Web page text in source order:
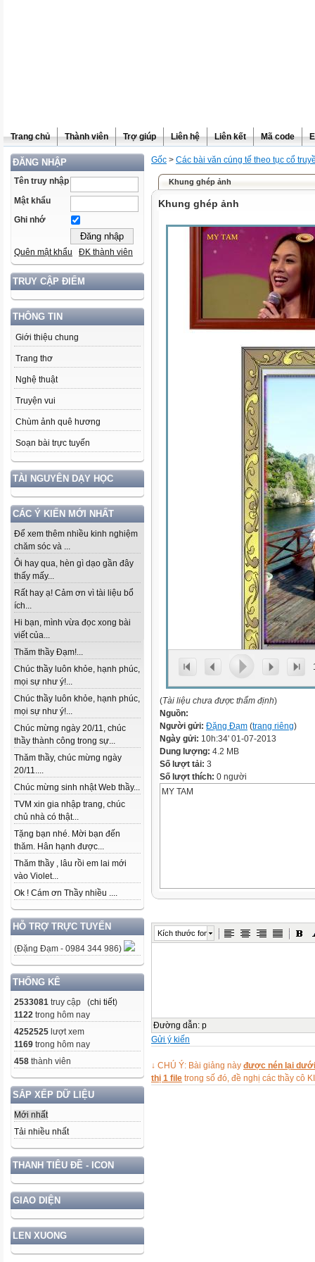
Trang chủ Thành viên Trợ giúp Liên hệ Liên kết Mã code
ĐĂNG NHẬP
Tên truy nhập
Mật khẩu
Ghi nhớ
Quên mật khẩu ĐK thành viên
TRUY CẬP ĐIỂM
THÔNG TIN
Giới thiệu chung
Trang thơ
Nghệ thuật
Truyện vui
Chùm ảnh quê hương
Soạn bài trực tuyến
TÀI NGUYÊN DẠY HỌC
CÁC Ý KIẾN MỚI NHẤT
Để xem thêm nhiều kinh nghiệm
chăm sóc và ...
Ôi hay qua, hèn gì dạo gần đây
thấy mấy...
Rất hay ạ! Cảm ơn vì tài liệu bổ
ích...
Hi bạn, mình vừa đọc xong bài
viết của...
Thăm thầy Đạm!...
Chúc thầy luôn khỏe, hạnh phúc,
mọi sự như ý!...
Chúc thầy luôn khỏe, hạnh phúc,
mọi sự như ý!...
Chúc mừng ngày 20/11, chúc
thầy thành công trong sự...
Thăm thầy, chúc mừng ngày
20/11....
Chúc mừng sinh nhật Web thầy...
TVM xin gia nhập trang, chúc
chủ nhà có thật...
Tặng bạn nhé. Mời bạn đến
thăm. Hân hạnh được...
Thăm thầy , lâu rồi em lai mới
vào Violet...
Ok ! Cám ơn Thầy nhiều ....
HỖ TRỢ TRỰC TUYẾN
(Đặng Đạm - 0984 344 986)
THỐNG KÊ
2533081 truy cập (chi tiết)
1122 trong hôm nay
4252525 lượt xem
1169 trong hôm nay
458 thành viên
SẮP XẾP DỮ LIỆU
Mới nhất
Tải nhiều nhất
THANH TIÊU ĐỀ - ICON
GIAO DIỆN
LEN XUONG
Gốc > Các bài văn cúng tế theo tục cổ
Khung ghép ảnh
Khung ghép ảnh
(Tài liệu chưa được thẩm định)
Nguồn:
Người gửi: Đặng Đạm (trang riêng)
Ngày gửi: 10h:34' 01-07-2013
Dung lượng: 4.2 MB
Số lượt tải: 3
Số lượt thích: 0 người
MY TAM
Kích thước font
Đường dẫn: p
Gửi ý kiến
↓ CHÚ Ý: Bài giảng này được nén lại
thị 1 file trong số đó, đề nghị các thầy cô